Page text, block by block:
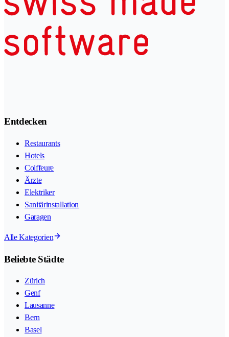
Entdecken
Restaurants
Hotels
Coiffeure
Ärzte
Elektriker
Sanitärinstallation
Garagen
Alle Kategorien
Beliebte Städte
Zürich
Genf
Lausanne
Bern
Basel